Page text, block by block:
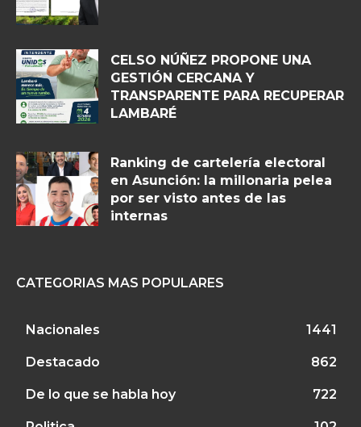
CELSO NÚÑEZ PROPONE UNA
GESTIÓN CERCANA Y
TRANSPARENTE PARA RECUPERAR
LAMBARÉ
Ranking de cartelería electoral
en Asunción: la millonaria pelea
por ser visto antes de las
internas
CATEGORIAS MAS POPULARES
Nacionales 1441
Destacado 862
De lo que se habla hoy 722